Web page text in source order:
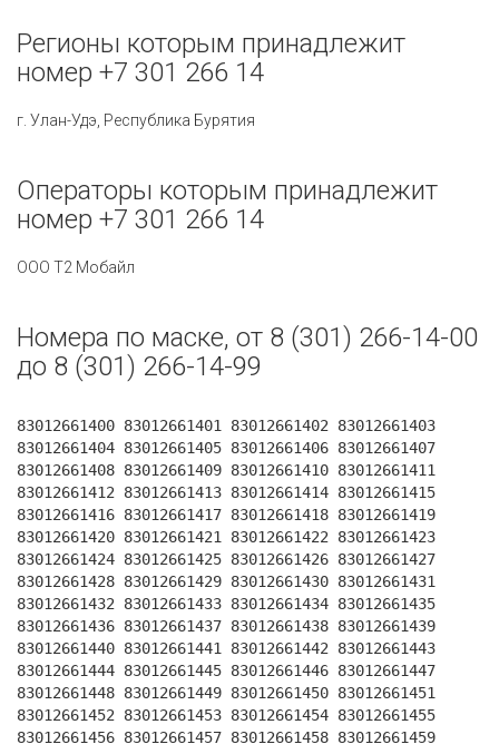
Регионы которым принадлежит
номер +7 301 266 14
г. Улан-Удэ, Республика Бурятия
Операторы которым принадлежит
номер +7 301 266 14
ООО Т2 Мобайл
Номера по маске, от 8 (301) 266-14-00
до 8 (301) 266-14-99
83012661400 83012661401 83012661402 83012661403
83012661404 83012661405 83012661406 83012661407
83012661408 83012661409 83012661410 83012661411
83012661412 83012661413 83012661414 83012661415
83012661416 83012661417 83012661418 83012661419
83012661420 83012661421 83012661422 83012661423
83012661424 83012661425 83012661426 83012661427
83012661428 83012661429 83012661430 83012661431
83012661432 83012661433 83012661434 83012661435
83012661436 83012661437 83012661438 83012661439
83012661440 83012661441 83012661442 83012661443
83012661444 83012661445 83012661446 83012661447
83012661448 83012661449 83012661450 83012661451
83012661452 83012661453 83012661454 83012661455
83012661456 83012661457 83012661458 83012661459